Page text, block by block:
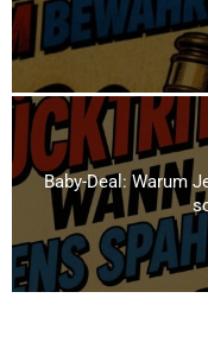
Baby-Deal: Warum